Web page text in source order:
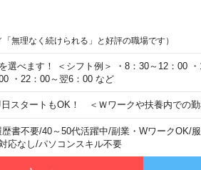
無理なく続けられる」と好評の職場です）
選べます！ ＜シフト例＞ ・8：30～12：00
・22：00～翌6：00 など
スタートもOK！ ＜Ｗワークや扶養内での勤
歴書不要/40～50代活躍中/副業・WワークOK/
応なし/パソコンスキル不要